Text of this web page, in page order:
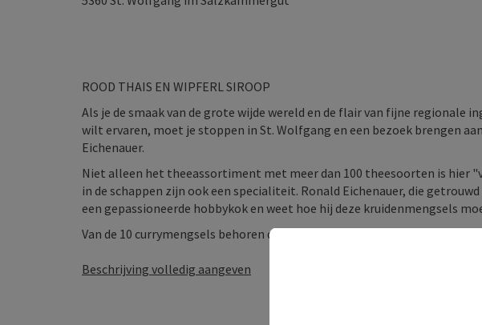
ROOD THAIS EN WIPFERL SIROOP
Als je de smaak van de grote wijde wereld en de flair van fijne regionale
wilt ervaren, moet je stoppen in St. Wolfgang en een bezoek brengen
Eichenauer.
Niet alleen het theeassortiment met meer dan 100 theesoorten is hier
in de schappen zijn ook een specialiteit. Ronald Eichenauer, die
een gepassioneerde hobbykok en weet hoe hij deze kruidenmengsels
Van de 10 currymengsels behoren de "Purple Curry" met hibiscus en
Beschrijving volledig aangeven